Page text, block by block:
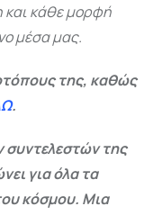
και κάθε μορφή
μέσα μας.
της, καθώς
.
συντελεστών της
για όλα τα
κόσμου. Μια